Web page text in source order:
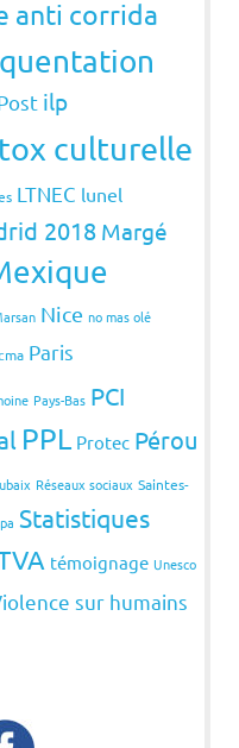
anti corrida
ilp
culturelle
LTNEC lunel
2018 Margé
Nice no mas olé
Paris
Pays-Bas PCI
PPL Protec Pérou
Réseaux sociaux Saintes-
Statistiques
témoignage Unesco
sur humains